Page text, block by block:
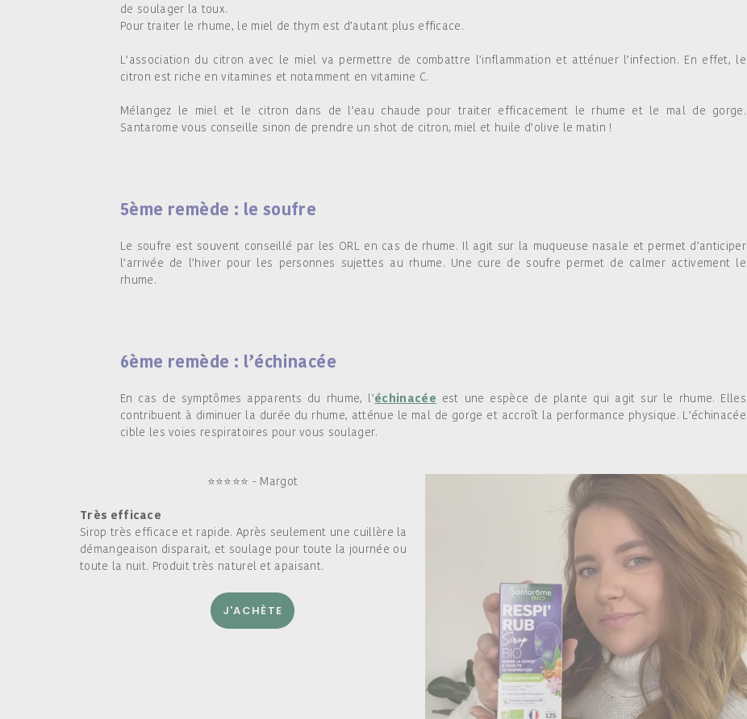
de soulager la toux.
Pour traiter le rhume, le miel de thym est d’autant plus efficace.
L’association du citron avec le miel va permettre de combattre l’inflammation et atténuer l’infection. En effet, le
citron est riche en vitamines et notamment en vitamine C.
Mélangez le miel et le citron dans de l’eau chaude pour traiter efficacement le rhume et le mal de gorge.
Santarome vous conseille sinon de prendre un shot de citron, miel et huile d’olive le matin !
5ème remède : le soufre
Le soufre est souvent conseillé par les ORL en cas de rhume. Il agit sur la muqueuse nasale et permet d’anticiper
l’arrivée de l’hiver pour les personnes sujettes au rhume. Une cure de soufre permet de calmer activement le
rhume.
6ème remède : l’échinacée
En cas de symptômes apparents du rhume, l’échinacée est une espèce de plante qui agit sur le rhume. Elles
contribuent à diminuer la durée du rhume, atténue le mal de gorge et accroît la performance physique. L’échinacée
cible les voies respiratoires pour vous soulager.
⭐⭐⭐ ⭐⭐ - Margot
Très efficace
Sirop très efficace et rapide. Après seulement une cuillère la
démangeaison disparait, et soulage pour toute la journée ou
toute la nuit. Produit très naturel et apaisant.
J'ACHÈTE